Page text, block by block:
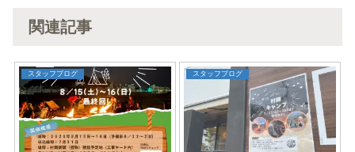
関連記事
スタッフブログ スタッフブログ